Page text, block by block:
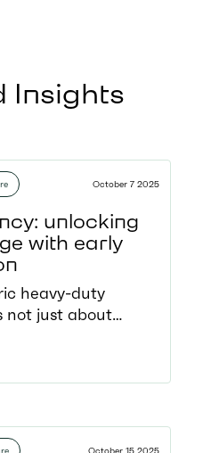
Insights
October 7 2025
unlocking
with early
heavy-duty
not just about
remains central for
When does going
of Ownership
that the answer